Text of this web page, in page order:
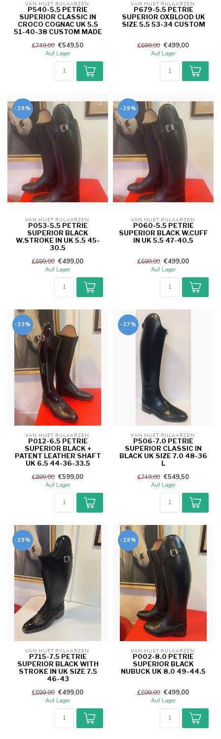
VAN HUET RIJLAARZEN
P540-5.5 PETRIE
SUPERIOR CLASSIC IN
CROCO COGNAC UK 5.5
51-40-38 CUSTOM MADE
€749,00 €549,50
Auf Lager
VAN HUET RIJLAARZEN
P679-5.5 PETRIE
SUPERIOR OXBLOOD UK
SIZE 5.5 53-34 CUSTOM
€699,00 €499,00
Auf Lager
-29%
VAN HUET RIJLAARZEN
P053-5.5 PETRIE
SUPERIOR BLACK
W.STROKE IN UK 5.5 45-
30.5
€699,00 €499,00
Auf Lager
-29%
VAN HUET RIJLAARZEN
P060-5.5 PETRIE
SUPERIOR BLACK W.CUFF
IN UK 5.5 47-40.5
€699,00 €499,00
Auf Lager
-33%
VAN HUET RIJLAARZEN
P012-6.5 PETRIE
SUPERIOR BLACK +
PATENT LEATHER SHAFT
UK 6.5 44-36-33.5
€899,00 €599,00
Auf Lager
-27%
VAN HUET RIJLAARZEN
P506-7.0 PETRIE
SUPERIOR CLASSIC IN
BLACK UK SIZE 7.0 48-36
L
€749,00 €549,50
Auf Lager
-29%
VAN HUET RIJLAARZEN
P715-7.5 PETRIE
SUPERIOR BLACK WITH
STROKE IN UK SIZE 7.5
46-43
€699,00 €499,00
Auf Lager
-29%
VAN HUET RIJLAARZEN
P002-8.0 PETRIE
SUPERIOR BLACK
NUBUCK UK 8.0 49-44.5
€699,00 €499,00
Auf Lager